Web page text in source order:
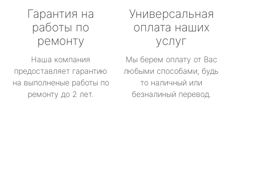
Гарантия на
работы по
ремонту
Наша компания
предоставляет гарантию
на выполненые работы по
ремонту до 2 лет.
Универсальная
оплата наших
услуг
Мы берем оплату от Вас
любыми способами, будь
то наличный или
безналиный перевод.